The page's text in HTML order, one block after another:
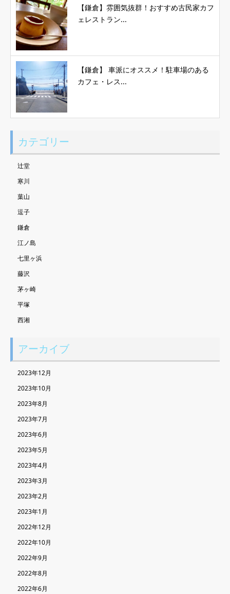
【鎌倉】雰囲気抜群！おすすめ古民家カフ
ェレストラン...
【鎌倉】 車派にオススメ！駐車場のある
カフェ・レス...
カテゴリー
辻堂
寒川
葉山
逗子
鎌倉
江ノ島
七里ヶ浜
藤沢
茅ヶ崎
平塚
西湘
アーカイブ
2023年12月
2023年10月
2023年8月
2023年7月
2023年6月
2023年5月
2023年4月
2023年3月
2023年2月
2023年1月
2022年12月
2022年10月
2022年9月
2022年8月
2022年6月